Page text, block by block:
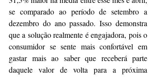
se comparado ao período de setembro a
dezembro do ano passado. Isso demonstra
que a solução realmente é engajadora, pois o
consumidor se sente mais confortável em
gastar mais ao saber que receberá parte
daquele valor de volta para a próxima